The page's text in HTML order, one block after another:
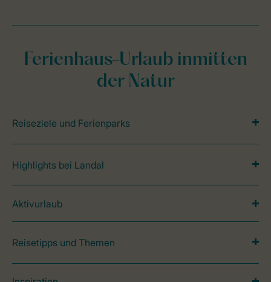
Ferienhaus-Urlaub inmitten
der Natur
Reiseziele und Ferienparks
Highlights bei Landal
Aktivurlaub
Reisetipps und Themen